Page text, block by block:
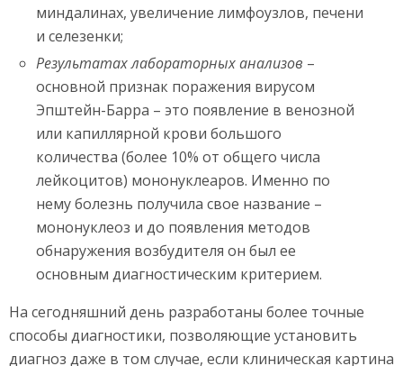
миндалинах, увеличение лимфоузлов, печени
и селезенки;
Результатах лабораторных анализов –
основной признак поражения вирусом
Эпштейн-Барра – это появление в венозной
или капиллярной крови большого
количества (более 10% от общего числа
лейкоцитов) мононуклеаров. Именно по
нему болезнь получила свое название –
мононуклеоз и до появления методов
обнаружения возбудителя он был ее
основным диагностическим критерием.
На сегодняшний день разработаны более точные
способы диагностики, позволяющие установить
диагноз даже в том случае, если клиническая картина